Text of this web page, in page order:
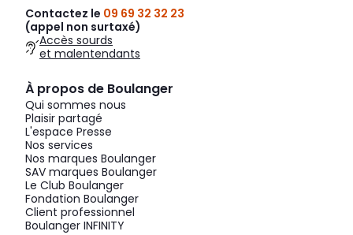
Contactez le 09 69 32 32 23
(appel non surtaxé)
Accès sourds
et malentendants
À propos de Boulanger
Qui sommes nous
Plaisir partagé
L'espace Presse
Nos services
Nos marques Boulanger
SAV marques Boulanger
Le Club Boulanger
Fondation Boulanger
Client professionnel
Boulanger INFINITY